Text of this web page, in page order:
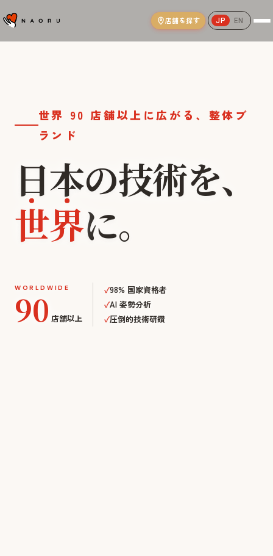
店舗を探す JP EN
本気
技術
世界 90 店舗以上に広がる、整体ブ
ランド
日本の技術を、
世界に。
WORLDWIDE
90 店舗以上
✓98% 国家資格者
✓AI 姿勢分析
✓圧倒的技術研鑽